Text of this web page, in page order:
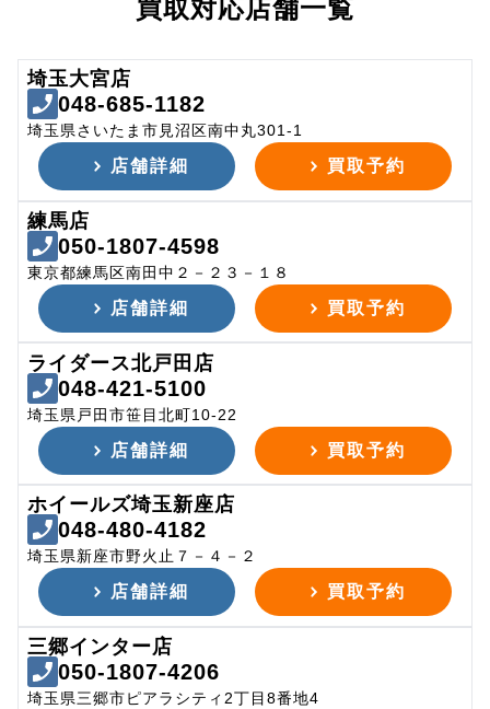
買取対応店舗一覧
埼玉大宮店
048-685-1182
埼玉県さいたま市見沼区南中丸301-1
店舗詳細 買取予約
練馬店
050-1807-4598
東京都練馬区南田中２－２３－１８
店舗詳細 買取予約
ライダース北戸田店
048-421-5100
埼玉県戸田市笹目北町10-22
店舗詳細 買取予約
ホイールズ埼玉新座店
048-480-4182
埼玉県新座市野火止７－４－２
店舗詳細 買取予約
三郷インター店
050-1807-4206
埼玉県三郷市ピアラシティ2丁目8番地4